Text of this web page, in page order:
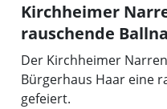
Kirchheimer
rauschende
Der Kirchheimer
Bürgerhaus Haar eine
gefeiert.